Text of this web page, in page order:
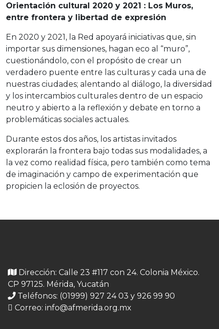
Orientación cultural 2020 y 2021 : Los Muros,
entre frontera y libertad de expresión
En 2020 y 2021, la Red apoyará iniciativas que, sin
importar sus dimensiones, hagan eco al “muro”,
cuestionándolo, con el propósito de crear un
verdadero puente entre las culturas y cada una de
nuestras ciudades; alentando al diálogo, la diversidad
y los intercambios culturales dentro de un espacio
neutro y abierto a la reflexión y debate en torno a
problemáticas sociales actuales.
Durante estos dos años, los artistas invitados
explorarán la frontera bajo todas sus modalidades, a
la vez como realidad física, pero también como tema
de imaginación y campo de experimentación que
propicien la eclosión de proyectos.
Dirección: Calle 23 #117 con 24. Colonia México.
CP 97125. Mérida, Yucatán
Teléfonos: (01999) 927 24 03 y 926 99 90
Correo: info@afmerida.org.mx